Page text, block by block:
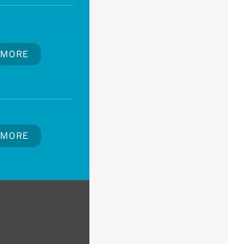
MORE
MORE